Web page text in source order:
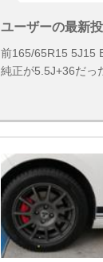
ユーザーの最新
前165/65R15 5J15
純正が5.5J+36だっ